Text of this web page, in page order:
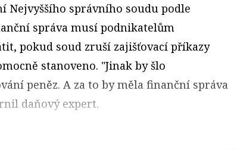
Nejvyššího správního soudu podle
správa musí podnikatelům
pokud soud zruší zajišťovací příkazy
stanoveno. "Jinak by šlo
peněz. A za to by měla finanční správa
daňový expert.